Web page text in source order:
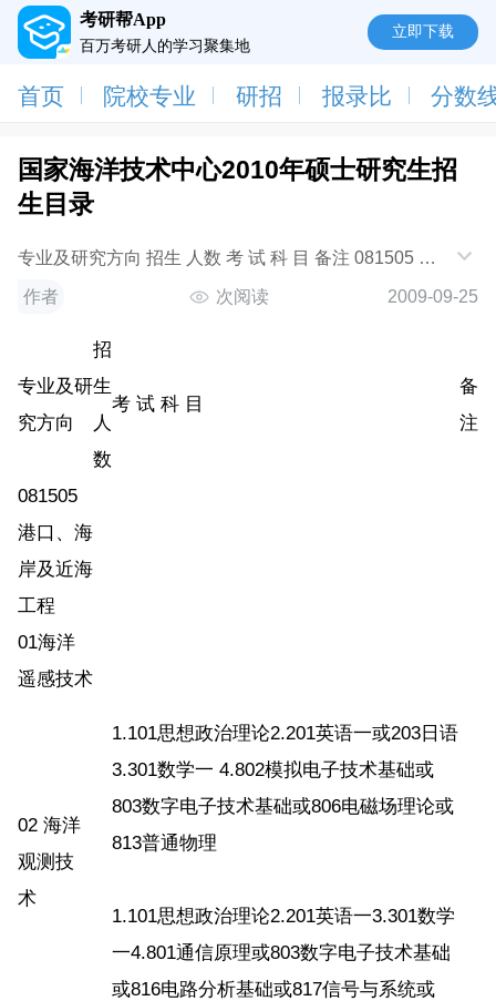
考研帮App
百万考研人的学习聚集地
立即下载
首页 院校专业 研招 报录比 分数
国家海洋技术中心2010年硕士研究生招
生目录
专业及研究方向 招生 人数 考 试 科 目 备注 081505 港
口、海岸及近海工程 01海洋遥感技术 02 海洋观测技术
03
作者 次阅读 2009-09-25
专业及研
究方向
招
生
人
数
考 试 科 目
备
注
081505
港口、海
岸及近海
工程
01海洋
遥感技术
02 海洋
观测技
术
1.101思想政治理论2.201英语一或203日语
3.301数学一 4.802模拟电子技术基础或
803数字电子技术基础或806电磁场理论或
813普通物理
1.101思想政治理论2.201英语一3.301数学
一4.801通信原理或803数字电子技术基础
或816电路分析基础或817信号与系统或